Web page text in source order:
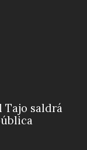
Tajo saldrá